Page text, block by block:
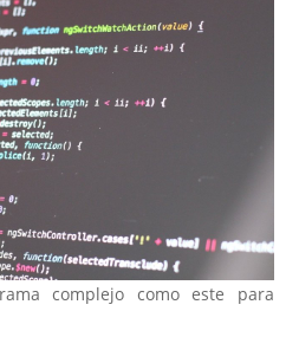
complejo como este para